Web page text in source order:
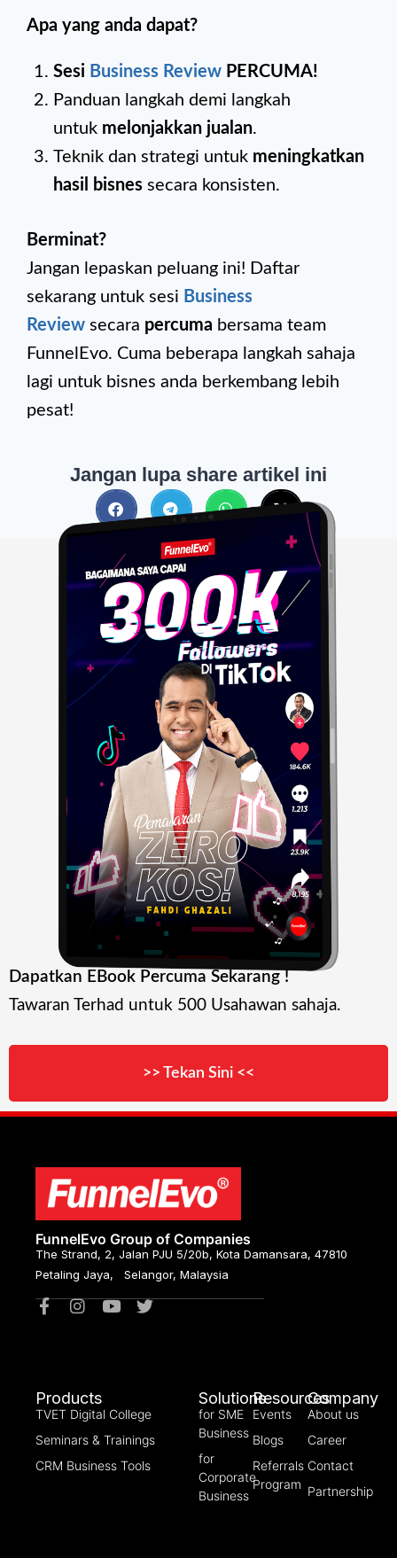
Apa yang anda dapat?
Sesi Business Review PERCUMA!
Panduan langkah demi langkah
untuk melonjakkan jualan.
Teknik dan strategi untuk meningkatkan
hasil bisnes secara konsisten.
Berminat?
Jangan lepaskan peluang ini! Daftar
sekarang untuk sesi Business
Review secara percuma bersama team
FunnelEvo. Cuma beberapa langkah sahaja
lagi untuk bisnes anda berkembang lebih
pesat!
Jangan lupa share artikel ini
Dapatkan EBook Percuma Sekarang !
Tawaran Terhad untuk 500 Usahawan sahaja.
>> Tekan Sini <<
FunnelEvo Group of Companies
The Strand, 2, Jalan PJU 5/20b, Kota Damansara, 47810
Petaling Jaya, Selangor, Malaysia
Products
TVET Digital College
Seminars & Trainings
CRM Business Tools
Solutions
for SME
Business
for
Corporate
Business
Resources
Events
Blogs
Referrals
Program
Company
About us
Career
Contact
Partnership